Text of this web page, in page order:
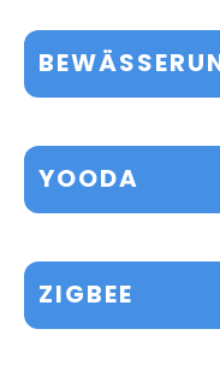
YOODA
ZIGBEE